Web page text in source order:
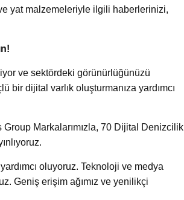
yat malzemeleriyle ilgili haberlerinizi,
ve sektördeki görünürlüğünüzü
bir dijital varlık oluşturmanıza yardımcı
Markalarımızla, 70 Dijital Denizcilik
oluyoruz. Teknoloji ve medya
Geniş erişim ağımız ve yenilikçi